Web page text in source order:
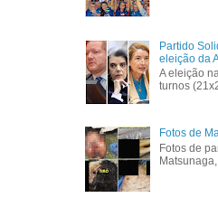
Partido
eleição da
A eleição
turnos
Fotos de
Fotos de